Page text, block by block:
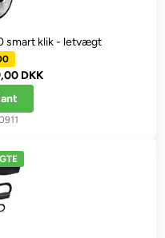
smart klik - letvægt
DKK